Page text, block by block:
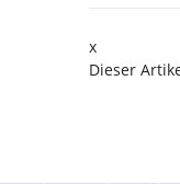
x
Dieser